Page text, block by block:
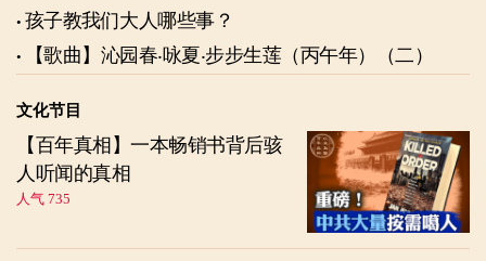
孩子教我们大人哪些事？
【歌曲】沁园春‧咏夏‧步步生莲（丙午年）（二）
文化节目
【百年真相】一本畅销书背后骇
人听闻的真相
人气 735